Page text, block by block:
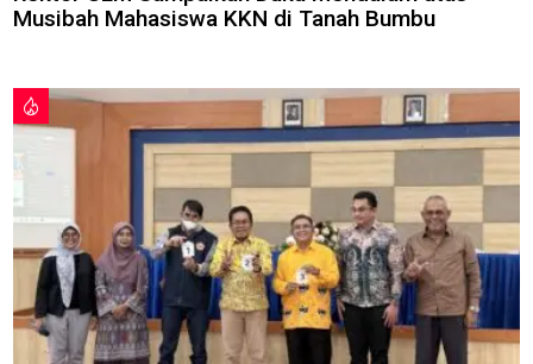
Musibah Mahasiswa KKN di Tanah Bumbu